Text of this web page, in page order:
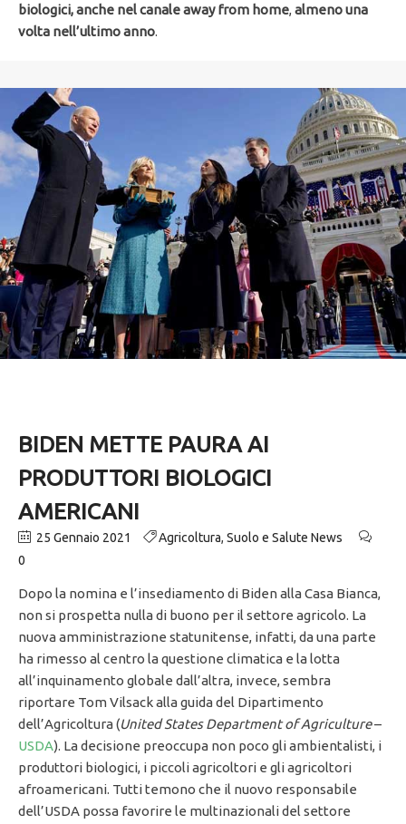
biologici, anche nel canale away from home,almeno una
volta nell’ultimo anno.
BIDEN METTE PAURA AI
PRODUTTORI BIOLOGICI
AMERICANI
25 Gennaio 2021 Agricoltura, Suolo e Salute News
0
Dopo la nomina e l’insediamento di Biden alla Casa Bianca,
non si prospetta nulla di buono per il settore agricolo. La
nuova amministrazione statunitense, infatti, da una parte
ha rimesso al centro la questione climatica e la lotta
all’inquinamento globale dall’altra, invece, sembra
riportare Tom Vilsack alla guida del Dipartimento
dell’Agricoltura (United States Department of Agriculture–
USDA). La decisione preoccupa non poco gli ambientalisti, i
produttori biologici, i piccoli agricoltori e gli agricoltori
afroamericani. Tutti temono che il nuovo responsabile
dell’USDA possa favorire le multinazionali del settore